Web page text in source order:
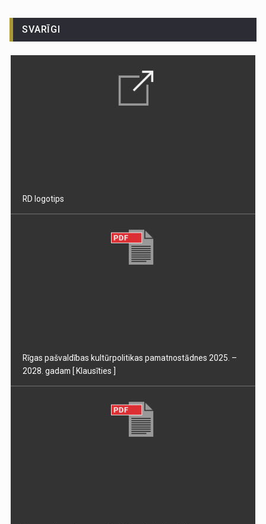
SVARĪGI
RD logotips
Rīgas pašvaldības kultūrpolitikas pamatnostādnes 2025. –
2028. gadam [ Klausīties ]